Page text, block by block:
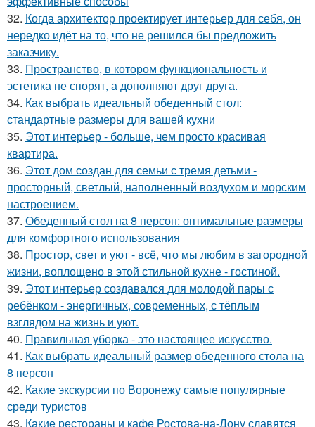
32. Когда архитектор проектирует интерьер для себя, он
нередко идёт на то, что не решился бы предложить
заказчику.
33. Пространство, в котором функциональность и
эстетика не спорят, а дополняют друг друга.
34. Как выбрать идеальный обеденный стол:
стандартные размеры для вашей кухни
35. Этот интерьер - больше, чем просто красивая
квартира.
36. Этот дом создан для семьи с тремя детьми -
просторный, светлый, наполненный воздухом и морским
настроением.
37. Обеденный стол на 8 персон: оптимальные размеры
для комфортного использования
38. Простор, свет и уют - всё, что мы любим в загородной
жизни, воплощено в этой стильной кухне - гостиной.
39. Этот интерьер создавался для молодой пары с
ребёнком - энергичных, современных, с тёплым
взглядом на жизнь и уют.
40. Правильная уборка - это настоящее искусство.
41. Как выбрать идеальный размер обеденного стола на
8 персон
42. Какие экскурсии по Воронежу самые популярные
среди туристов
43. Какие рестораны и кафе Ростова-на-Дону славятся